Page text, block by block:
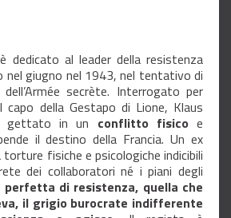
dedicato al leader della resistenza
nel giugno nel 1943, nel tentativo di
secrète. Interrogato per
della Gestapo di Lione, Klaus
gettato in un conflitto fisico e
il destino della Francia. Un ex
fisiche e psicologiche indicibili
dei collaboratori né i piani degli
di resistenza, quella che
il grigio burocrate indifferente